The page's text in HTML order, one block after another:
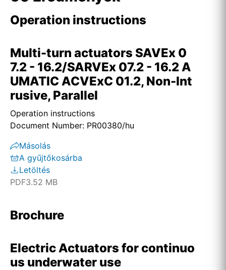
Operation instructions
Multi-turn actuators SAVEx 0
7.2 - 16.2/SARVEx 07.2 - 16.2 A
UMATIC ACVExC 01.2, Non-Int
rusive, Parallel
Operation instructions
Document Number: PR00380/hu
Másolás
A gyűjtőkosárba
Letöltés
PDF3.52 MB
Brochure
Electric Actuators for continuo
us underwater use